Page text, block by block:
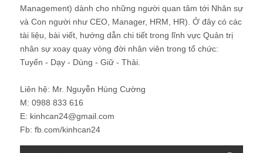
Management) dành cho những người quan tâm tới Nhân sự
và Con người như CEO, Manager, HRM, HR). Ở đây có các
tài liệu, bài viết, hướng dẫn chi tiết trong lĩnh vực Quản trị
nhân sự xoay quay vòng đời nhân viên trong tổ chức:
Tuyển - Dạy - Dùng - Giữ - Thải.
Liên hệ: Mr. Nguyễn Hùng Cường
M: 0988 833 616
E: kinhcan24@gmail.com
Fb: fb.com/kinhcan24